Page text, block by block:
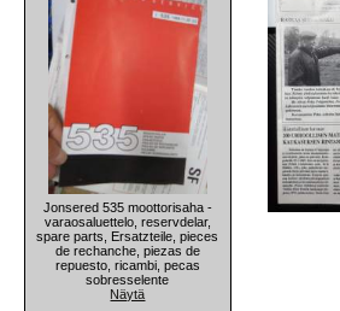
Jonsered 535 moottorisaha -
varaosaluettelo, reservdelar,
spare parts, Ersatzteile, pieces
de rechanche, piezas de
repuesto, ricambi, pecas
sobresselente
Näytä